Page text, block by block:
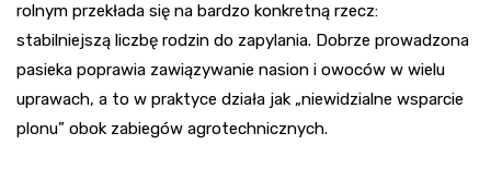
rolnym przekłada się na bardzo konkretną rzecz:
stabilniejszą liczbę rodzin do zapylania. Dobrze prowadzona
pasieka poprawia zawiązywanie nasion i owoców w wielu
uprawach, a to w praktyce działa jak „niewidzialne wsparcie
plonu” obok zabiegów agrotechnicznych.